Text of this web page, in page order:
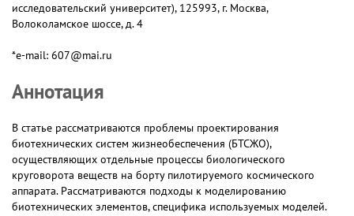
исследовательский университет), 125993, г. Москва,
Волоколамское шоссе, д. 4
*e-mail: 607@mai.ru
Аннотация
В статье рассматриваются проблемы проектирования
биотехнических систем жизнеобеспечения (БТСЖО),
осуществляющих отдельные процессы биологического
круговорота веществ на борту пилотируемого космического
аппарата. Рассматриваются подходы к моделированию
биотехнических элементов, специфика используемых моделей.